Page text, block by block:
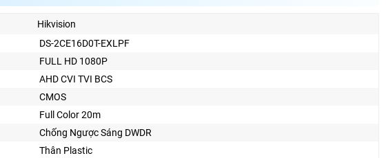
Hikvision
DS-2CE16D0T-EXLPF
FULL HD 1080P
AHD CVI TVI BCS
CMOS
Full Color 20m
Chống Ngược Sáng DWDR
Thân Plastic